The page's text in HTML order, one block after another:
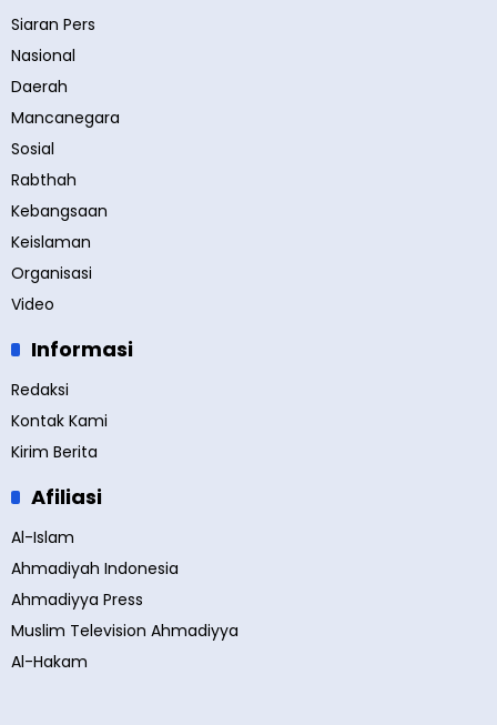
Siaran Pers
Nasional
Daerah
Mancanegara
Sosial
Rabthah
Kebangsaan
Keislaman
Organisasi
Video
Informasi
Redaksi
Kontak Kami
Kirim Berita
Afiliasi
Al-Islam
Ahmadiyah Indonesia
Ahmadiyya Press
Muslim Television Ahmadiyya
Al-Hakam